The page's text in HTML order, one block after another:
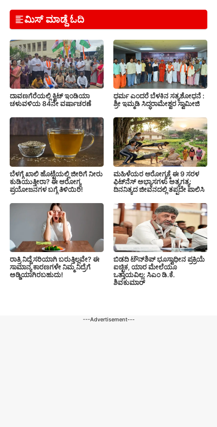
ಮಿಸ್ ಮಾಡ್ದೆ ಓದಿ
ದಾವಣಗೆರೆಯಲ್ಲಿ ಕ್ವಿಟ್ ಇಂಡಿಯಾ
ಚಳುವಳಿಯ 84ನೇ ವರ್ಷಾಚರಣೆ
ಧರ್ಮ ಎಂದರೆ ಬೆಳಕಿನ ಸತ್ಯಶೋಧನೆ :
ಶ್ರೀ ಇಮ್ಮಡಿ ಸಿದ್ಧರಾಮೇಶ್ವರ ಸ್ವಾಮೀಜಿ
ಬೆಳಗ್ಗೆ ಖಾಲಿ ಹೊಟ್ಟೆಯಲ್ಲಿ ಜೀರಿಗೆ ನೀರು
ಕುಡಿಯುತ್ತೀರಾ? ಈ ಆರೋಗ್ಯ
ಪ್ರಯೋಜನಗಳ ಬಗ್ಗೆ ತಿಳಿಯಿರಿ!
ಮಹಿಳೆಯರ ಆರೋಗ್ಯಕ್ಕೆ ಈ 9 ಸರಳ
ಫಿಟ್‌ನೆಸ್‌ ಅಭ್ಯಾಸಗಳು ಅತ್ಯಗತ್ಯ:
ದಿನನಿತ್ಯದ ಜೀವನದಲ್ಲಿ ತಪ್ಪದೇ ಪಾಲಿಸಿ
ರಾತ್ರಿ ನಿದ್ದೆ ಸರಿಯಾಗಿ ಬರುತ್ತಿಲ್ಲವೇ? ಈ
ಸಾಮಾನ್ಯ ಕಾರಣಗಳೇ ನಿಮ್ಮ ನಿದ್ರೆಗೆ
ಅಡ್ಡಿಯಾಗಿರಬಹುದು!
ಬಿಡದಿ ಟೌನ್‌ಶಿಪ್‌ ಭೂಸ್ವಾಧೀನ ಪ್ರಕ್ರಿಯೆ
ಐಚ್ಛಿಕ, ಯಾರ ಮೇಲೆಯೂ
ಒತ್ತಾಯವಿಲ್ಲ: ಸಿಎಂ ಡಿ.ಕೆ.
ಶಿವಕುಮಾರ್
---Advertisement---